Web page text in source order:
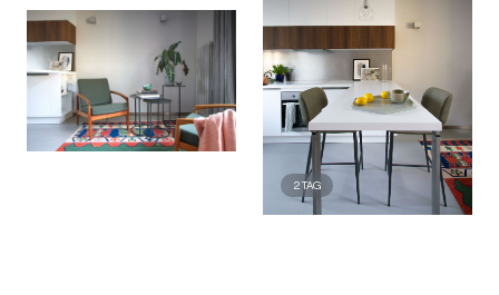
2TAG